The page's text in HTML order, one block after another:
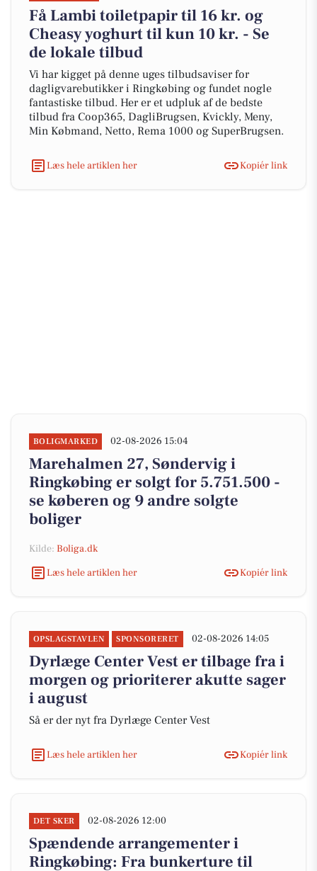
Få Lambi toiletpapir til 16 kr. og
Cheasy yoghurt til kun 10 kr. - Se
de lokale tilbud
Vi har kigget på denne uges tilbudsaviser for
dagligvarebutikker i Ringkøbing og fundet nogle
fantastiske tilbud. Her er et udpluk af de bedste
tilbud fra Coop365, DagliBrugsen, Kvickly, Meny,
Min Købmand, Netto, Rema 1000 og SuperBrugsen.
Læs hele artiklen her Kopiér link
BOLIGMARKED 02-08-2026 15:04
Marehalmen 27, Søndervig i
Ringkøbing er solgt for 5.751.500 -
se køberen og 9 andre solgte
boliger
Kilde: Boliga.dk
Læs hele artiklen her
Kopiér link
OPSLAGSTAVLEN SPONSORERET 02-08-2026 14:05
Dyrlæge Center Vest er tilbage fra i
morgen og prioriterer akutte sager
i august
Så er der nyt fra Dyrlæge Center Vest
Læs hele artiklen her Kopiér link
DET SKER 02-08-2026 12:00
Spændende arrangementer i
Ringkøbing: Fra bunkerture til